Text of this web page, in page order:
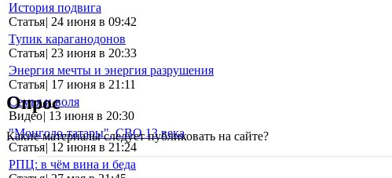
История подвига
Статья| 24 июня в 09:42
Тупик караганодонов
Статья| 23 июня в 20:33
Энергия мечты и энергия разрушения
Статья| 17 июня в 21:11
Семья и воля
Видео| 13 июня в 20:30
"Монголо-татары". СВО 13 века
Статья| 12 июня в 21:24
РПЦ: в чём вина и беда
Опрос
Какие материалы следует публиковать на сайте?